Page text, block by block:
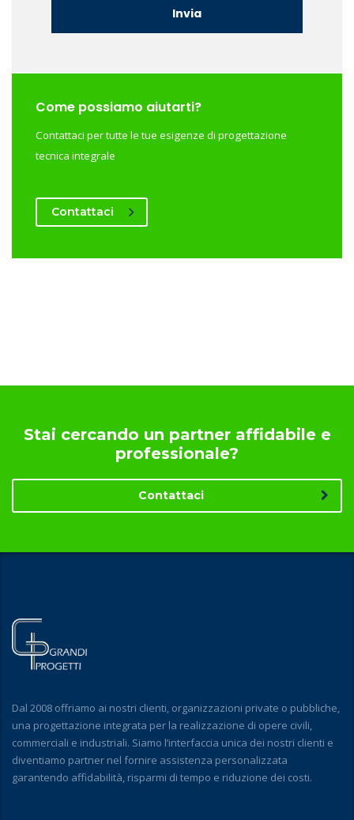
Come possiamo aiutarti?
Contattaci per tutte le tue esigenze di progettazione
tecnica integrale
Contattaci
Stai cercando un partner affidabile e
professionale?
Contattaci
Dal 2008 offriamo ai nostri clienti, organizzazioni private o pubbliche,
una progettazione integrata per la realizzazione di opere civili,
commerciali e industriali. Siamo l’interfaccia unica dei nostri clienti e
diventiamo partner nel fornire assistenza personalizzata
garantendo affidabilità, risparmi di tempo e riduzione dei costi.